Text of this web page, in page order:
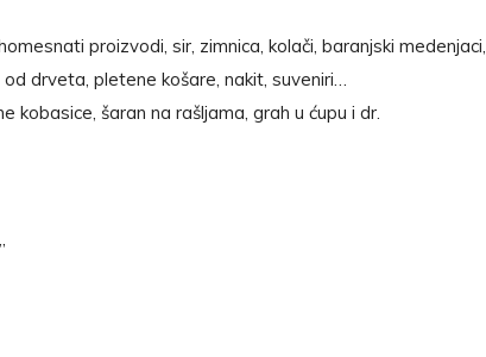
proizvodi, sir, zimnica, kolači, baranjski medenjaci,
drveta, pletene košare, nakit, suveniri…
kobasice, šaran na rašljama, grah u ćupu i dr.